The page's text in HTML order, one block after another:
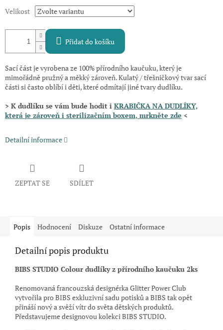
Velikost
Přidat do košíku
Sací část je vyrobena ze 100% přírodního kaučuku, který je
mimořádně pružný a měkký zároveň. Kulatý / třešničkový tvar sací
části si často oblíbí i děti, které odmítají jiné tvary dudlíku.
> K dudlíku se vám bude hodit i KRABIČKA NA DUDLÍKY,
která je zároveň i sterilizačním boxem, mrkněte zde <
Detailní informace
ZEPTAT SE SDÍLET
Popis Hodnocení Diskuze Ostatní informace
Detailní popis produktu
BIBS STUDIO Colour dudlíky z přírodního kaučuku 2ks
Renomovaná francouzská designérka Glitter Power Club
vytvořila pro BIBS exkluzivní sadu potisků a BIBS tak opět
přináší nový a svěží vítr do světa dětských produktů.
Představujeme designovou kolekci BIBS STUDIO.